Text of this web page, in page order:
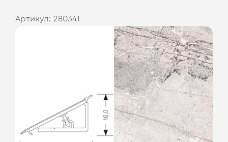
Артикул: 280341